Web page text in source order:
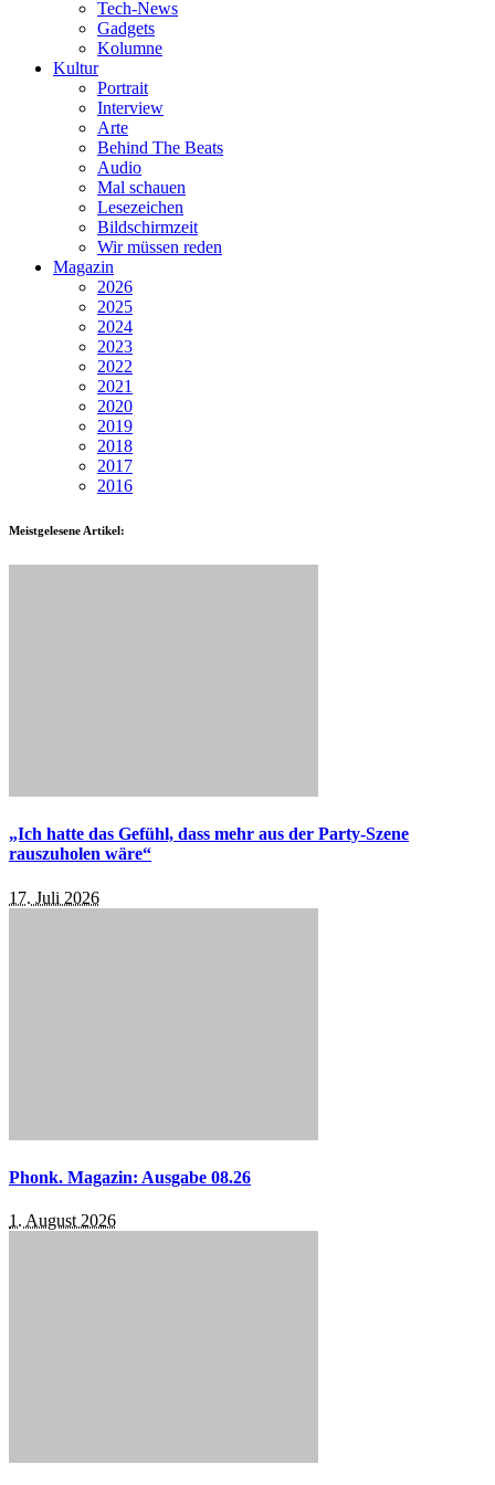
Tech-News
Gadgets
Kolumne
Kultur
Portrait
Interview
Arte
Behind The Beats
Audio
Mal schauen
Lesezeichen
Bildschirmzeit
Wir müssen reden
Magazin
2026
2025
2024
2023
2022
2021
2020
2019
2018
2017
2016
Meistgelesene Artikel:
„Ich hatte das Gefühl, dass mehr aus der Party-Szene
rauszuholen wäre“
17. Juli 2026
Phonk. Magazin: Ausgabe 08.26
1. August 2026